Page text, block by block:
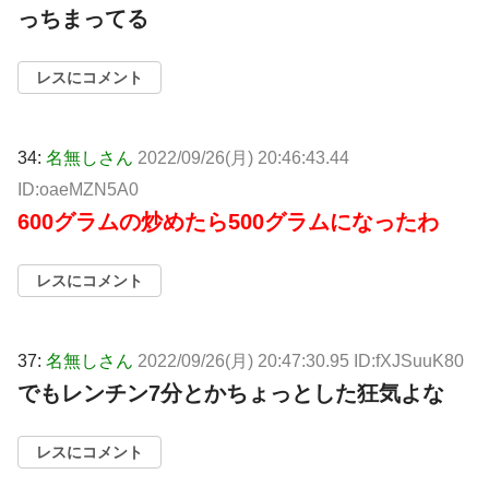
っちまってる
レスにコメント
34: 名無しさん 2022/09/26(月) 20:46:43.44
ID:oaeMZN5A0
600グラムの炒めたら500グラムになったわ
レスにコメント
37: 名無しさん 2022/09/26(月) 20:47:30.95 ID:fXJSuuK80
でもレンチン7分とかちょっとした狂気よな
レスにコメント